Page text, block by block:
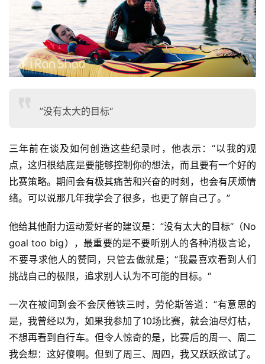
”没有太大的目标“
三年前在谈及如何创造这些纪录时，他表示：“以我的观
点，这归根结底是要能够控制你的想法，而且要有一个好的
比赛策略。期间会有极其痛苦和兴奋的时刻，也会有厌烦情
绪。可以说那几年我学会了很多，也更了解自己了。”
他给其他耐力运动爱好者的建议是：”没有太大的目标“（No
goal too big），最重要的是不要听别人的各种消极言论，
不要寻求他人的赞同，只管去做就是；”我最喜欢看到人们
挑战自己的极限，追求别人认为不可能的目标。“
一次在被问到会不会厌倦铁三时，劳伦斯答道：”有意思的
是，我曾经以为，如果我参加了10场比赛，就会油尽灯枯，
不想再看到自行车。但令人惊奇的是，比赛后的周一、周二
我会想：这好傻啊。但到了周三、周四，我又跃跃欲试了。